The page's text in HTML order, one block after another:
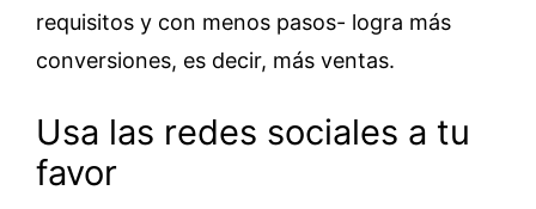
requisitos y con menos pasos- logra más
conversiones, es decir, más ventas.
Usa las redes sociales a tu
favor